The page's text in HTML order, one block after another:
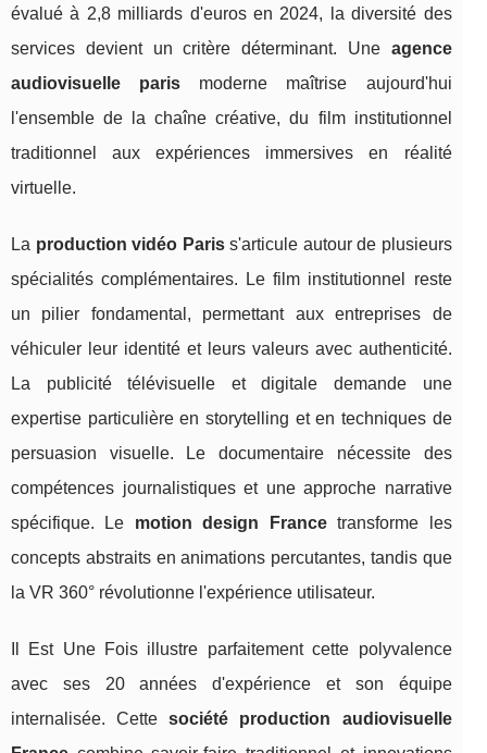
évalué à 2,8 milliards d'euros en 2024, la diversité des
services devient un critère déterminant. Une agence
audiovisuelle paris moderne maîtrise aujourd'hui
l'ensemble de la chaîne créative, du film institutionnel
traditionnel aux expériences immersives en réalité
virtuelle.
La production vidéo Pariss'articule autour de plusieurs
spécialités complémentaires. Le film institutionnel reste
un pilier fondamental, permettant aux entreprises de
véhiculer leur identité et leurs valeurs avec authenticité.
La publicité télévisuelle et digitale demande une
expertise particulière en storytelling et en techniques de
persuasion visuelle. Le documentaire nécessite des
compétences journalistiques et une approche narrative
spécifique. Le motion design Francetransforme les
concepts abstraits en animations percutantes, tandis que
la VR 360° révolutionne l'expérience utilisateur.
Il Est Une Fois illustre parfaitement cette polyvalence
avec ses 20 années d'expérience et son équipe
internalisée. Cettesociété production audiovisuelle